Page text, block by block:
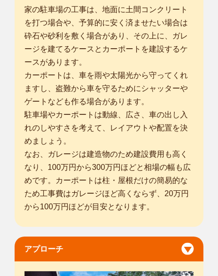
家の駐車場の工事は、地面に土間コンクリート
を打つ場合や、予算的に安く済ませたい場合は
砕石や砂利を敷く場合があり、その上に、ガレ
ージを建てるケースとカーポートを建設するケ
ースがあります。
カーポートは、車を雨や太陽光から守ってくれ
ますし、盗難から車を守るためにシャッターや
ゲートなども作る場合があります。
駐車場やカーポートは動線、広さ、車の出し入
れのしやすさを考えて、レイアウトや配置を決
めましょう。
なお、ガレージは建造物のため建設費用も高く
なり、100万円から300万円ほどと相場の幅も広
めです。カーポートは柱・屋根だけの簡易的な
ため工事費はガレージほど高くならず、20万円
から100万円ほどが目安となります。
アプローチ